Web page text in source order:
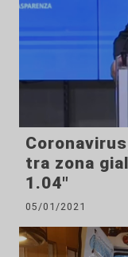
tra zona
1.04"
05/01/2021